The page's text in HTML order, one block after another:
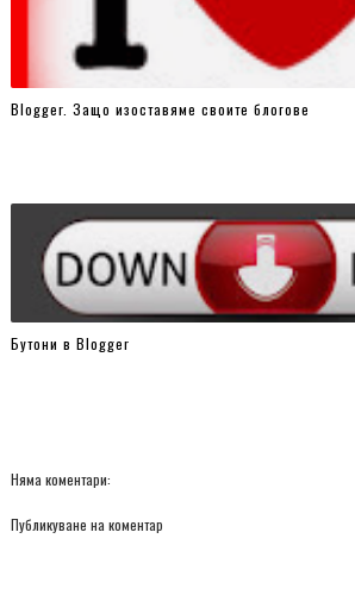
Blogger. Защо изоставяме своите блогове
Бутони в Blogger
Няма коментари:
Публикуване на коментар